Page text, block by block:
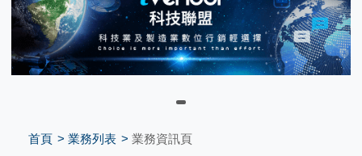
首頁 業務列表 業務資訊頁